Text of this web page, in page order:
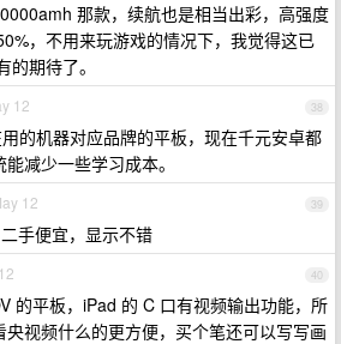
那款，续航也是相当出彩，高强度
，不用来玩游戏的情况下，我觉得这已
期待了。
38
12
的机器对应品牌的平板，现在千元安卓都
减少一些学习成本。
39
12
手便宜，显示不错
40
的平板，iPad 的 C 口有视频输出功能，所
央视频什么的更方便，买个笔还可以写写画